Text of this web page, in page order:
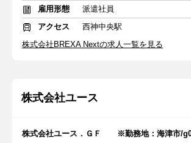
雇用形態
派遣社員
アクセス
西神中央駅
株式会社BREXA Nextの求人一覧を見る
株式会社ユース
株式会社ユース．ＧＦ ※勤務地：海津市/